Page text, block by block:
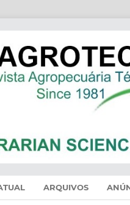
ARQUIVOS